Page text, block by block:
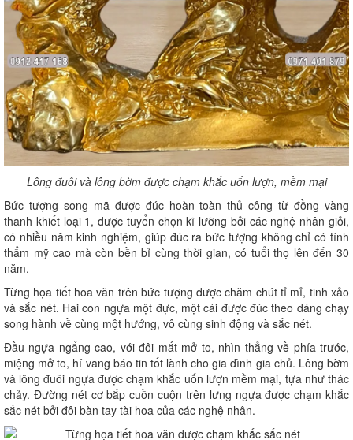
Lông đuôi và lông bờm được chạm khắc uốn lượn, mềm mại
Bức tượng song mã được đúc hoàn toàn thủ công từ đồng vàng
thanh khiết loại 1, được tuyển chọn kĩ lưỡng bởi các nghệ nhân giỏi,
có nhiều năm kinh nghiệm, giúp đúc ra bức tượng không chỉ có tính
thẩm mỹ cao mà còn bền bỉ cùng thời gian, có tuổi thọ lên đến 30
năm.
Từng họa tiết hoa văn trên bức tượng được chăm chút tỉ mỉ, tinh xảo
và sắc nét. Hai con ngựa một đực, một cái được đúc theo dáng chạy
song hành về cùng một hướng, vô cùng sinh động và sắc nét.
Đầu ngựa ngẩng cao, với đôi mắt mở to, nhìn thẳng về phía trước,
miệng mở to, hí vang báo tin tốt lành cho gia đình gia chủ. Lông bờm
và lông đuôi ngựa được chạm khắc uốn lượn mềm mại, tựa như thác
chảy. Đường nét cơ bắp cuồn cuộn trên lưng ngựa được chạm khắc
sắc nét bởi đôi bàn tay tài hoa của các nghệ nhân.